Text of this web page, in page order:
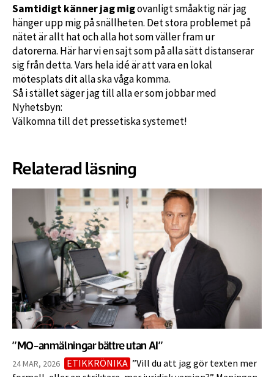
Samtidigt känner jag migovanligt småaktig när jag
hänger upp mig på snällheten. Det stora problemet på
nätet är allt hat och alla hot som väller fram ur
datorerna. Här har vi en sajt som på alla sätt distanserar
sig från detta. Vars hela idé är att vara en lokal
mötesplats dit alla ska våga komma.
Så i stället säger jag till alla er som jobbar med
Nyhetsbyn:
Välkomna till det pressetiska systemet!
Relaterad läsning
”MO-anmälningar bättre utan AI”
24 MAR, 2026 ETIKKRÖNIKA ”Vill du att jag gör texten mer